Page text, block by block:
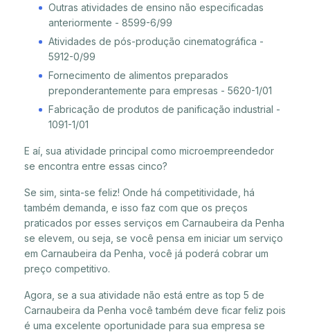
Outras atividades de ensino não especificadas
anteriormente - 8599-6/99
Atividades de pós-produção cinematográfica -
5912-0/99
Fornecimento de alimentos preparados
preponderantemente para empresas - 5620-1/01
Fabricação de produtos de panificação industrial -
1091-1/01
E aí, sua atividade principal como microempreendedor
se encontra entre essas cinco?
Se sim, sinta-se feliz! Onde há competitividade, há
também demanda, e isso faz com que os preços
praticados por esses serviços em Carnaubeira da Penha
se elevem, ou seja, se você pensa em iniciar um serviço
em Carnaubeira da Penha, você já poderá cobrar um
preço competitivo.
Agora, se a sua atividade não está entre as top 5 de
Carnaubeira da Penha você também deve ficar feliz pois
é uma excelente oportunidade para sua empresa se